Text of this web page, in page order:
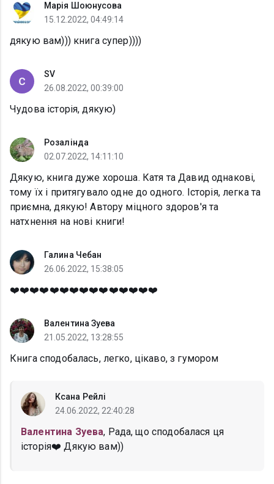
Марія Шоюнусова
15.12.2022, 04:49:14
дякую вам))) книга супер))))
SV
26.08.2022, 00:39:00
Чудова історія, дякую)
Розалінда
02.07.2022, 14:11:10
Дякую, книга дуже хороша. Катя та Давид однакові,
тому їх і притягувало одне до одного. Історія, легка та
приємна, дякую! Автору міцного здоров'я та
натхнення на нові книги!
Галина Чебан
26.06.2022, 15:38:05
❤️❤️❤️❤️❤️❤️❤️❤️❤️❤️❤️❤️❤️❤️❤️
Валентина Зуева
21.05.2022, 13:28:55
Книга сподобалась, легко, цікаво, з гумором
Ксана Рейлі
24.06.2022, 22:40:28
Валентина Зуева, Рада, що сподобалася ця
історія❤️ Дякую вам))